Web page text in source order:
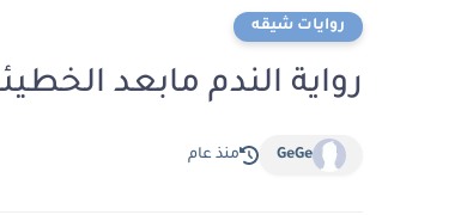
روايات شيقه
رواية الندم مابعد الخطيئة
GeGe منذ عام